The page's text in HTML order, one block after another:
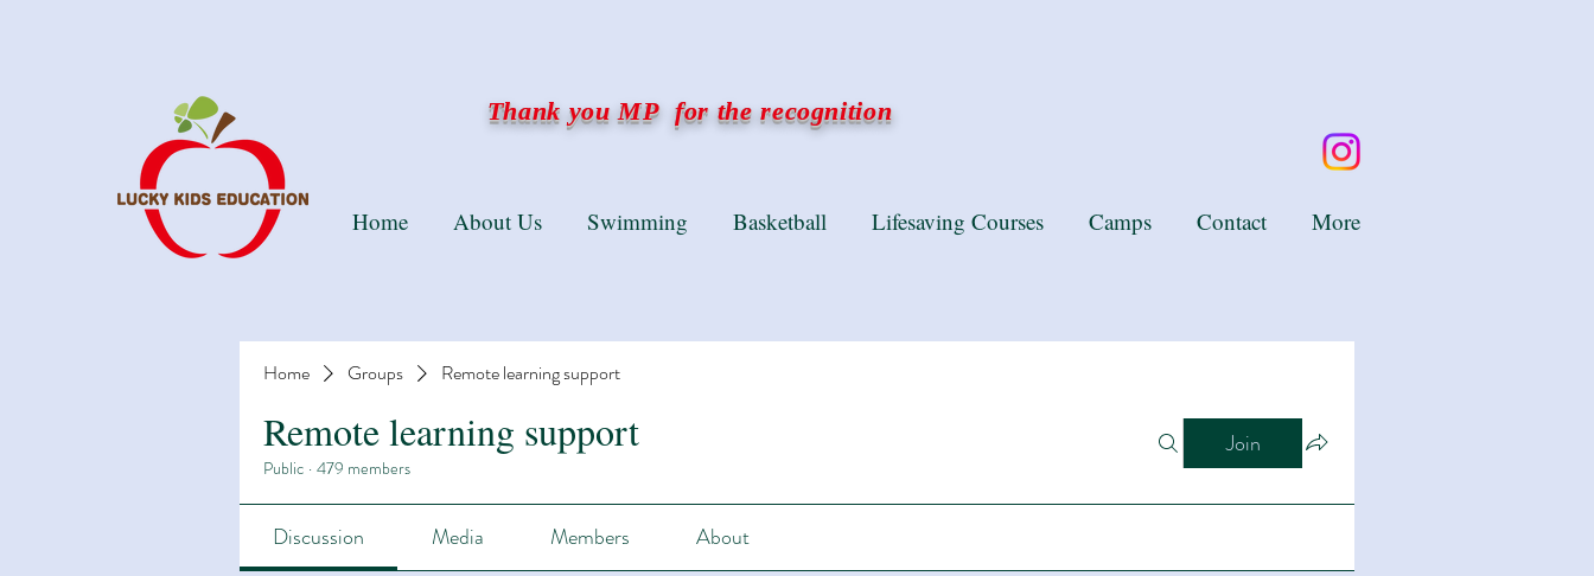
Thank you MP for the recognition
Home Groups Remote learning support
Remote learning support
Public · 479 members
Join
Discussion Media Members About
Home About Us Swimming Basketball Lifesaving Courses Camps Contact More